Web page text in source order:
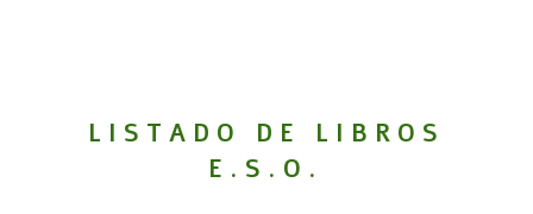
LISTADO DE LIBROS
E.S.O.